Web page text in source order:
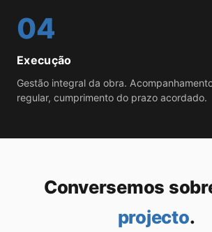
04
Execução
Gestão integral da obra.
regular, cumprimento do prazo acordado.
Conversemos
projecto.